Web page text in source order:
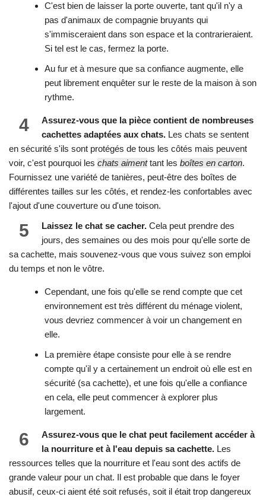
C'est bien de laisser la porte ouverte, tant qu'il n'y a
pas d'animaux de compagnie bruyants qui
s'immisceraient dans son espace et la contrarieraient.
Si tel est le cas, fermez la porte.
Au fur et à mesure que sa confiance augmente, elle
peut librement enquêter sur le reste de la maison à son
rythme.
4
Assurez-vous que la pièce contient de nombreuses
cachettes adaptées aux chats. Les chats se sentent
en sécurité s'ils sont protégés de tous les côtés mais peuvent
voir, c'est pourquoi les chats aimenttant les boîtes en carton.
Fournissez une variété de tanières, peut-être des boîtes de
différentes tailles sur les côtés, et rendez-les confortables avec
l'ajout d'une couverture ou d'une toison.
5 Laissez le chat se cacher. Cela peut prendre des
jours, des semaines ou des mois pour qu'elle sorte de
sa cachette, mais souvenez-vous que vous suivez son emploi
du temps et non le vôtre.
Cependant, une fois qu'elle se rend compte que cet
environnement est très différent du ménage violent,
vous devriez commencer à voir un changement en
elle.
La première étape consiste pour elle à se rendre
compte qu'il y a certainement un endroit où elle est en
sécurité (sa cachette), et une fois qu'elle a confiance
en cela, elle peut commencer à explorer plus
largement.
6
Assurez-vous que le chat peut facilement accéder à
la nourriture et à l'eau depuis sa cachette. Les
ressources telles que la nourriture et l'eau sont des actifs de
grande valeur pour un chat. Il est probable que dans le foyer
abusif, ceux-ci aient été soit refusés, soit il était trop dangereux